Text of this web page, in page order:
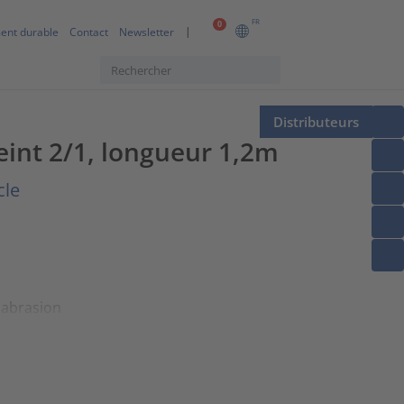
0 FR
durable Contact Newsletter
Distributeurs
2/1, longueur 1,2m